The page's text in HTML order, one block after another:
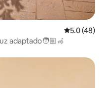
Calificación
5.0 (48)
adaptado🧑🏼‍🦽